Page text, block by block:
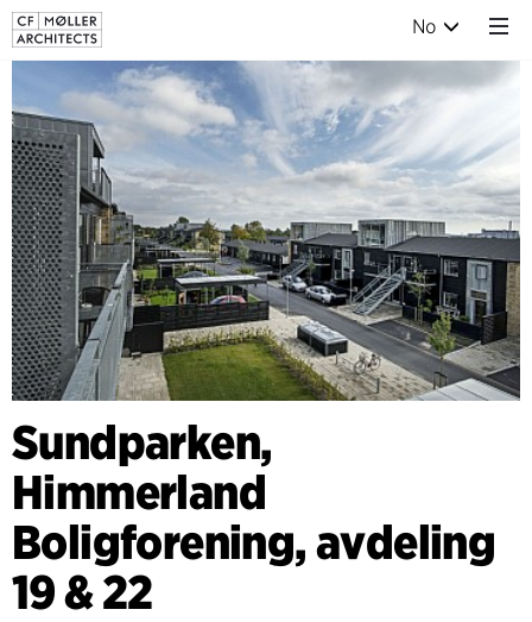
No
Sundparken,
Himmerland
Boligforening, avdeling
19 & 22